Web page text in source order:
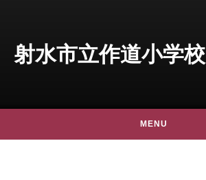
射水市立作道小学校
MENU